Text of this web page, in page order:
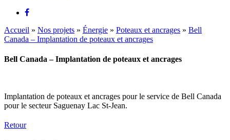
Accueil » Nos projets » Énergie » Poteaux et ancrages » Bell
Canada – Implantation de poteaux et ancrages
Bell Canada – Implantation de poteaux et ancrages
Implantation de poteaux et ancrages pour le service de Bell Canada
pour le secteur Saguenay Lac St-Jean.
Retour